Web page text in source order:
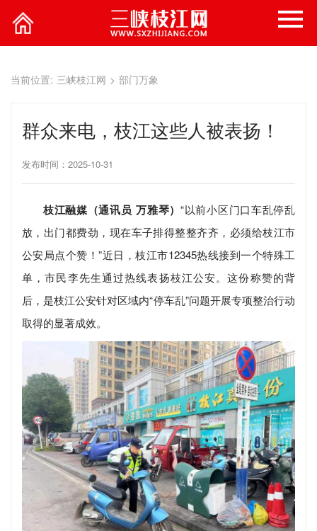
当前位置: 三峡枝江网 > 部门万象
群众来电，枝江这些人被表扬！
发布时间：2025-10-31
枝江融媒（通讯员 万雅琴）“以前小区门口车乱停乱
放，出门都费劲，现在车子排得整整齐齐，必须给枝江市
公安局点个赞！”近日，枝江市12345热线接到一个特殊工
单，市民李先生通过热线表扬枝江公安。这份称赞的背
后，是枝江公安针对区域内“停车乱”问题开展专项整治行动
取得的显著成效。